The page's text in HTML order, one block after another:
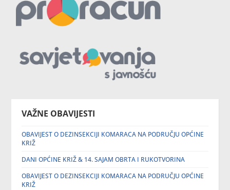
VAŽNE OBAVIJESTI
OBAVIJEST O DEZINSEKCIJI KOMARACA NA PODRUČJU OPĆINE
KRIŽ
DANI OPĆINE KRIŽ & 14. SAJAM OBRTA I RUKOTVORINA
OBAVIJEST O DEZINSEKCIJI KOMARACA NA PODRUČJU OPĆINE
KRIŽ